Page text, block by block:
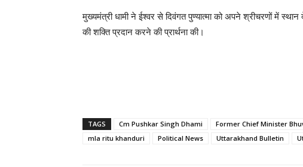
मुख्यमंत्री धामी ने ईश्वर से दिवंगत पुण्यात्मा को अपने श्रीचरणों में
की शक्ति प्रदान करने की प्रार्थना की।
TAGS Cm Pushkar Singh Dhami Former Chief Minister
mla ritu khanduri
Political News Uttarakhand Bulletin